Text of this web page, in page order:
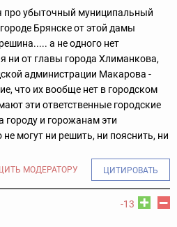
про убыточный муниципальный
Брянске от этой дамы
а не одного нет
ни от главы города Хлиманкова,
администрации Макарова -
что их вообще нет в городском
эти ответственные городские
городу и горожанам эти
могут ни решить, ни пояснить, ни
МОДЕРАТОРУ ЦИТИРОВАТЬ
-13